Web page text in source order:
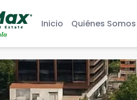
Inicio Quiénes Somos